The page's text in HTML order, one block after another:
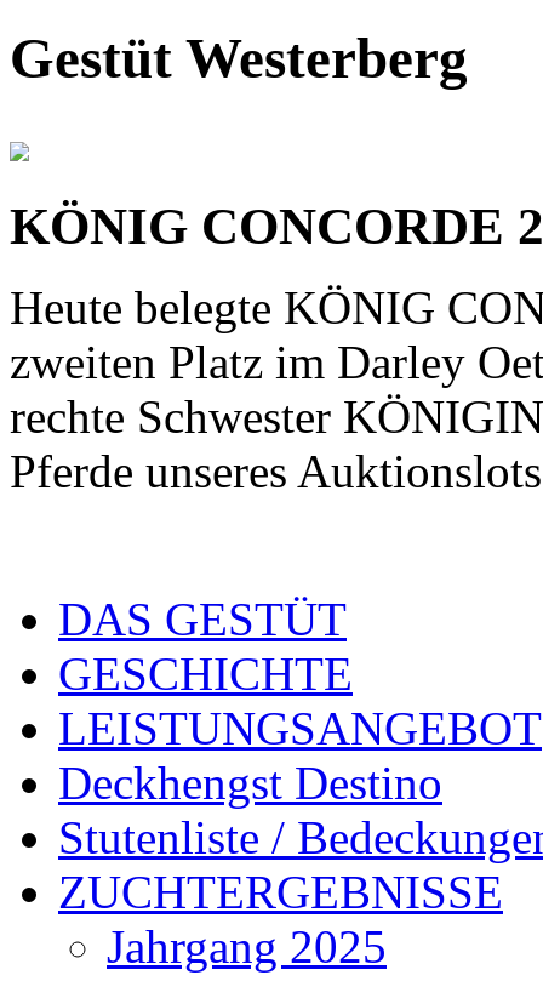
Gestüt Westerberg
KÖNIG CONCORDE
Heute belegte KÖNIG
zweiten Platz im Darley
rechte Schwester
Pferde unseres
DAS GESTÜT
GESCHICHTE
LEISTUNGSANGEBOT
Deckhengst Destino
Stutenliste /
ZUCHTERGEBNISSE
Jahrgang 2025